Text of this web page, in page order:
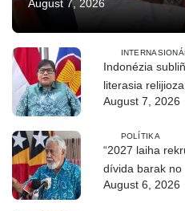
August 7, 2026
INTERNASIONÁL
Indonézia
literasia
ASEAN
August 7, 2026
POLÍTIKA
“2027 laiha
dívida barak no
bazeia ba grau”
August 6, 2026